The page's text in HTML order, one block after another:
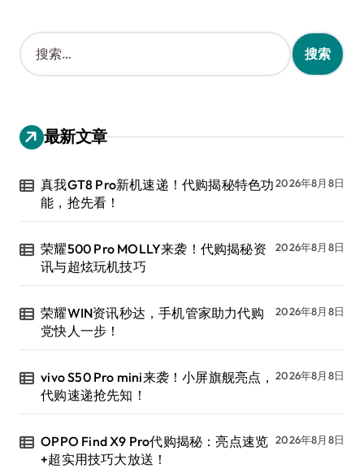
搜
索
：
最新文章
真我GT8 Pro新机速递！代购揭秘特色功
能，抢先看！
2026年8月8日
荣耀500 Pro MOLLY来袭！代购揭秘资
讯与超炫玩机技巧
2026年8月8日
荣耀WIN资讯秒达，手机管家助力代购
党快人一步！
2026年8月8日
vivo S50 Pro mini来袭！小屏旗舰亮点，
代购速递抢先知！
2026年8月8日
OPPO Find X9 Pro代购揭秘：亮点速览
+超实用技巧大放送！
2026年8月8日